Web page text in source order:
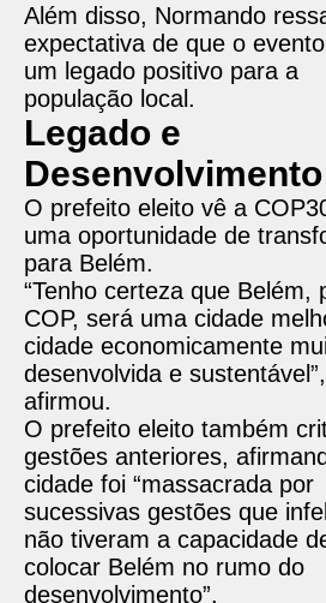
Além disso, Normando
expectativa de que o
um legado positivo para a
população local.
Legado e
Desenvolvimento
O prefeito eleito vê a
uma oportunidade de
para Belém.
“Tenho certeza que Belém,
COP, será uma cidade
cidade economicamente
desenvolvida e sustentável”,
afirmou.
O prefeito eleito também
gestões anteriores,
cidade foi “massacrada por
sucessivas gestões que
não tiveram a capacidade
colocar Belém no rumo do
desenvolvimento”.